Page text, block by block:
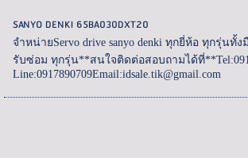
SANYO DENKI 65BA030DXT20
จำหน่ายServo drive sanyo denki ทุกยี่ห้อ ทุกรุ่นทั้
รับซ่อม ทุกรุ่น**สนใจติดต่อสอบถามได้ที่
Line:0917890709Email:idsale.tik@gmail.com